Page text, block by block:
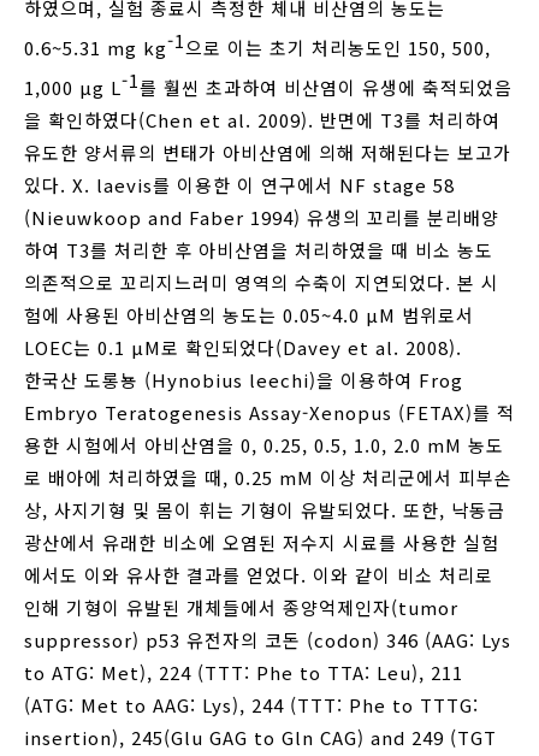
하였으며, 실험 종료시 측정한 체내 비산염의 농도는
0.6~5.31 mg kg-1으로 이는 초기 처리농도인 150, 500,
1,000 μg L-1를 훨씬 초과하여 비산염이 유생에 축적되었음
을 확인하였다(Chen et al. 2009). 반면에 T3를 처리하여
유도한 양서류의 변태가 아비산염에 의해 저해된다는 보고가
있다. X. laevis를 이용한 이 연구에서 NF stage 58
(Nieuwkoop and Faber 1994) 유생의 꼬리를 분리배양
하여 T3를 처리한 후 아비산염을 처리하였을 때 비소 농도
의존적으로 꼬리지느러미 영역의 수축이 지연되었다. 본 시
험에 사용된 아비산염의 농도는 0.05~4.0 μM 범위로서
LOEC는 0.1 μM로 확인되었다(Davey et al. 2008).
한국산 도롱뇽 (Hynobius leechi)을 이용하여 Frog
Embryo Teratogenesis Assay-Xenopus (FETAX)를 적
용한 시험에서 아비산염을 0, 0.25, 0.5, 1.0, 2.0 mM 농도
로 배아에 처리하였을 때, 0.25 mM 이상 처리군에서 피부손
상, 사지기형 및 몸이 휘는 기형이 유발되었다. 또한, 낙동금
광산에서 유래한 비소에 오염된 저수지 시료를 사용한 실험
에서도 이와 유사한 결과를 얻었다. 이와 같이 비소 처리로
인해 기형이 유발된 개체들에서 종양억제인자(tumor
suppressor) p53 유전자의 코돈 (codon) 346 (AAG: Lys
to ATG: Met), 224 (TTT: Phe to TTA: Leu), 211
(ATG: Met to AAG: Lys), 244 (TTT: Phe to TTTG:
insertion), 245(Glu GAG to Gln CAG) and 249 (TGT